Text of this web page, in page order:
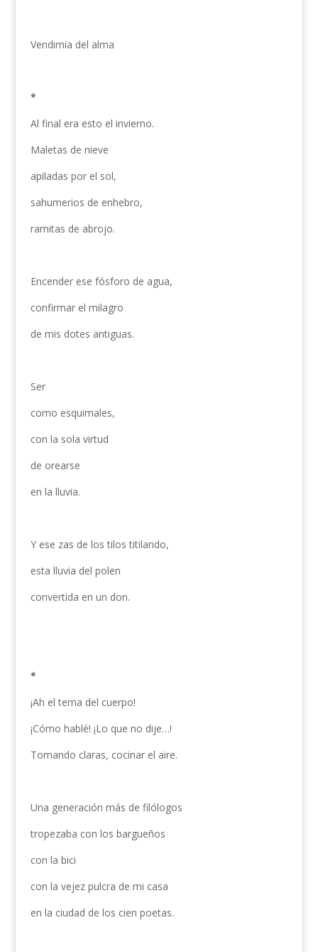
Vendimia del alma
*
Al final era esto el invierno.
Maletas de nieve
apiladas por el sol,
sahumerios de enhebro,
ramitas de abrojo.
Encender ese fósforo de agua,
confirmar el milagro
de mis dotes antiguas.
Ser
como esquimales,
con la sola virtud
de orearse
en la lluvia.
Y ese zas de los tilos titilando,
esta lluvia del polen
convertida en un don.
*
¡Ah el tema del cuerpo!
¡Cómo hablé! ¡Lo que no dije…!
Tomando claras, cocinar el aire.
Una generación más de filólogos
tropezaba con los bargueños
con la bici
con la vejez pulcra de mi casa
en la ciudad de los cien poetas.